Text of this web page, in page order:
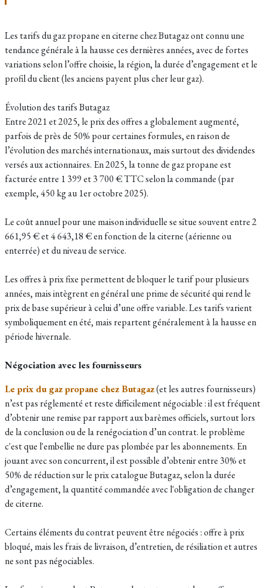
Les tarifs du gaz propane en citerne chez Butagaz ont connu une
tendance générale à la hausse ces dernières années, avec de fortes
variations selon l’offre choisie, la région, la durée d’engagement et le
profil du client (les anciens payent plus cher leur gaz).
Évolution des tarifs Butagaz
Entre 2021 et 2025, le prix des offres a globalement augmenté,
parfois de près de 50% pour certaines formules, en raison de
l’évolution des marchés internationaux, mais surtout des dividendes
versés aux actionnaires. En 2025, la tonne de gaz propane est
facturée entre 1 399 et 3 700 € TTC selon la commande (par
exemple, 450 kg au 1er octobre 2025).
Le coût annuel pour une maison individuelle se situe souvent entre 2
661,95 € et 4 643,18 € en fonction de la citerne (aérienne ou
enterrée) et du niveau de service.
Les offres à prix fixe permettent de bloquer le tarif pour plusieurs
années, mais intègrent en général une prime de sécurité qui rend le
prix de base supérieur à celui d’une offre variable. Les tarifs varient
symboliquement en été, mais repartent généralement à la hausse en
période hivernale.
Négociation avec les fournisseurs
Le prix du gaz propane chez Butagaz(et les autres fournisseurs)
n’est pas réglementé et reste difficilement négociable : il est fréquent
d’obtenir une remise par rapport aux barèmes officiels, surtout lors
de la conclusion ou de la renégociation d’un contrat. le problème
c'est que l'embellie ne dure pas plombée par les abonnements. En
jouant avec son concurrent, il est possible d’obtenir entre 30% et
50% de réduction sur le prix catalogue Butagaz, selon la durée
d’engagement, la quantité commandée avec l'obligation de changer
de citerne.
Certains éléments du contrat peuvent être négociés :offre à prix
bloqué, mais les frais de livraison, d’entretien, de résiliation et autres
ne sont pas négociables.